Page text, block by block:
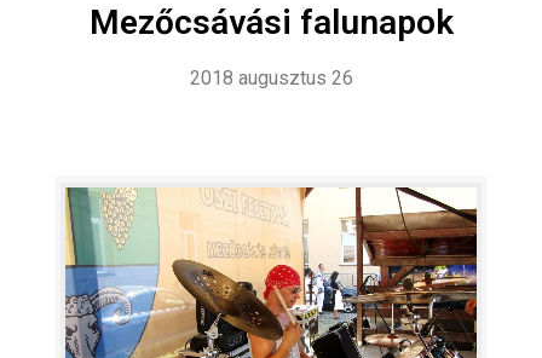
Mezőcsávási falunapok
2018 augusztus 26